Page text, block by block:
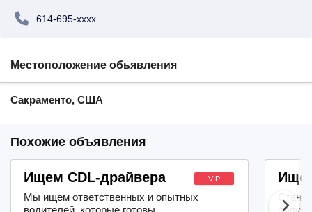
614-695-xxxx
Местоположение обьявления
Сакраменто, США
Похожие объявления
VIP
Ищем CDL-драйвера
Мы ищем ответственных и опытных
водителей, которые готовы